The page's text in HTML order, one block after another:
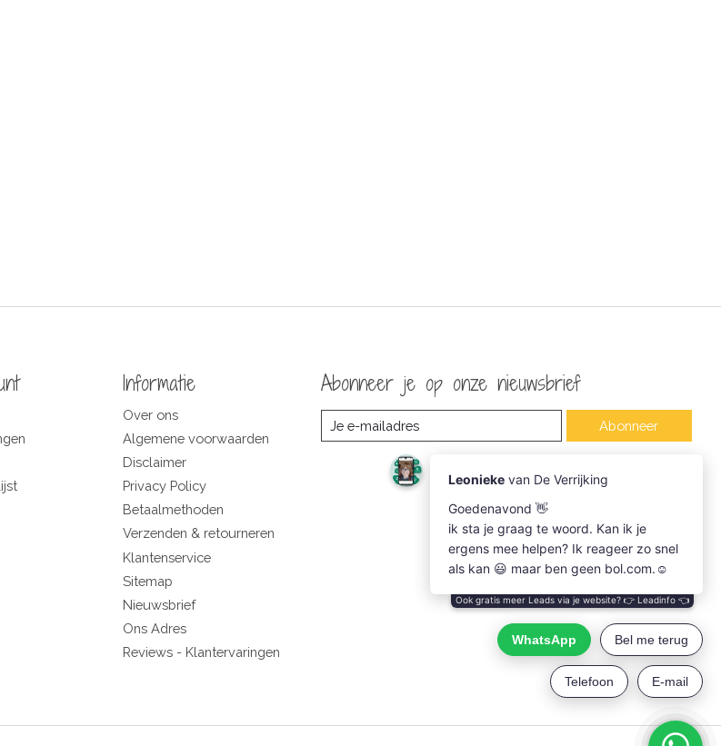
Informatie
Over ons
Algemene voorwaarden
Disclaimer
Privacy Policy
Betaalmethoden
Verzenden & retourneren
Klantenservice
Sitemap
Nieuwsbrief
Ons Adres
Reviews - Klantervaringen
Abonneer je op onze nieuwsbrief
Abonneer